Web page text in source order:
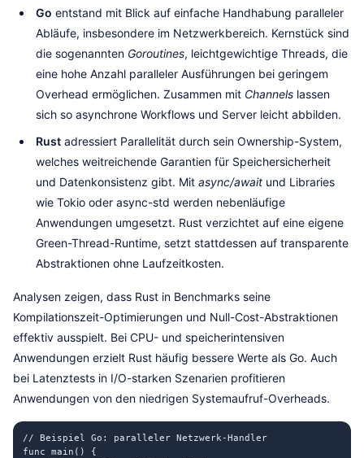
Go entstand mit Blick auf einfache Handhabung paralleler
Abläufe, insbesondere im Netzwerkbereich. Kernstück sind
die sogenannten Goroutines, leichtgewichtige Threads, die
eine hohe Anzahl paralleler Ausführungen bei geringem
Overhead ermöglichen. Zusammen mit Channels lassen
sich so asynchrone Workflows und Server leicht abbilden.
Rust adressiert Parallelität durch sein Ownership-System,
welches weitreichende Garantien für Speichersicherheit
und Datenkonsistenz gibt. Mit async/await und Libraries
wie Tokio oder async-std werden nebenläufige
Anwendungen umgesetzt. Rust verzichtet auf eine eigene
Green-Thread-Runtime, setzt stattdessen auf transparente
Abstraktionen ohne Laufzeitkosten.
Analysen zeigen, dass Rust in Benchmarks seine
Kompilationszeit-Optimierungen und Null-Cost-Abstraktionen
effektiv ausspielt. Bei CPU- und speicherintensiven
Anwendungen erzielt Rust häufig bessere Werte als Go. Auch
bei Latenztests in I/O-starken Szenarien profitieren
Anwendungen von den niedrigen Systemaufruf-Overheads.
// Beispiel Go: paralleler Netzwerk-Handler
func main() {